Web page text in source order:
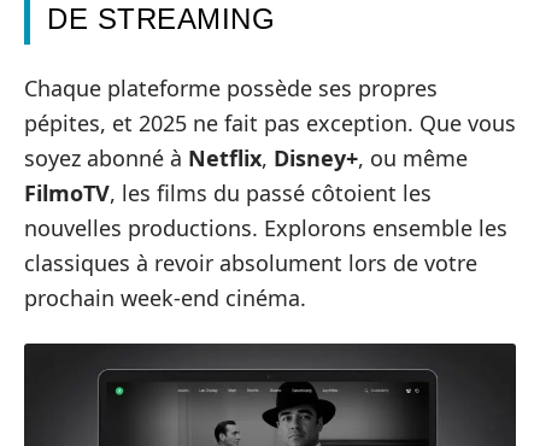
DE STREAMING
Chaque plateforme possède ses propres
pépites, et 2025 ne fait pas exception. Que vous
soyez abonné à Netflix, Disney+, ou même
FilmoTV, les films du passé côtoient les
nouvelles productions. Explorons ensemble les
classiques à revoir absolument lors de votre
prochain week-end cinéma.